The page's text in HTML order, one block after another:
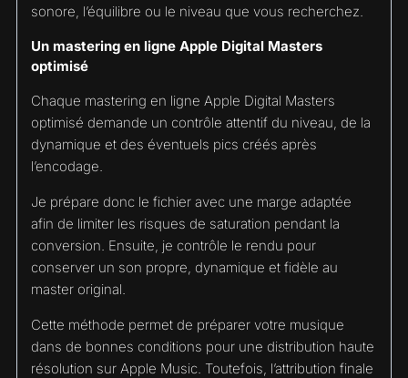
sonore, l’équilibre ou le niveau que vous recherchez.
Un mastering en ligne Apple Digital Masters
optimisé
Chaque mastering en ligne Apple Digital Masters
optimisé demande un contrôle attentif du niveau, de la
dynamique et des éventuels pics créés après
l’encodage.
Je prépare donc le fichier avec une marge adaptée
afin de limiter les risques de saturation pendant la
conversion. Ensuite, je contrôle le rendu pour
conserver un son propre, dynamique et fidèle au
master original.
Cette méthode permet de préparer votre musique
dans de bonnes conditions pour une distribution haute
résolution sur Apple Music. Toutefois, l’attribution finale